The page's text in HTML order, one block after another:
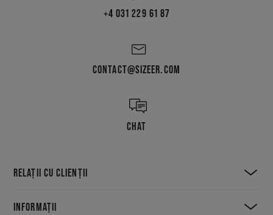
+4 031 229 61 87
CONTACT@SIZEER.COM
CHAT
RELAȚII CU CLIENȚII
INFORMAȚII